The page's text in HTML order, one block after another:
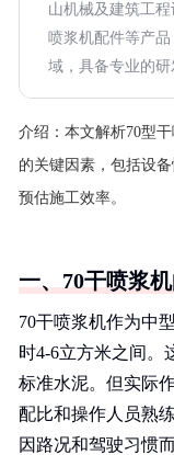
山机械及建筑工
喷浆机配件等产
域，具备专业的研
介绍： 本文解析70型
的关键因素，包括设
预估施工效率。
一、70干喷浆
70干喷浆机作为中
时4-6立方米之间。
标准水泥。但实际
配比和操作人员熟
因路况和驾驶习惯